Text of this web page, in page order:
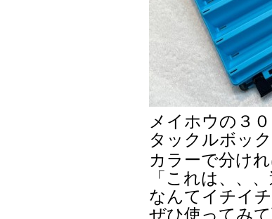
メイホウの３
タックルボッ
カラーで分け
「これは、、
なんてイチイ
ぜひ使ってみ